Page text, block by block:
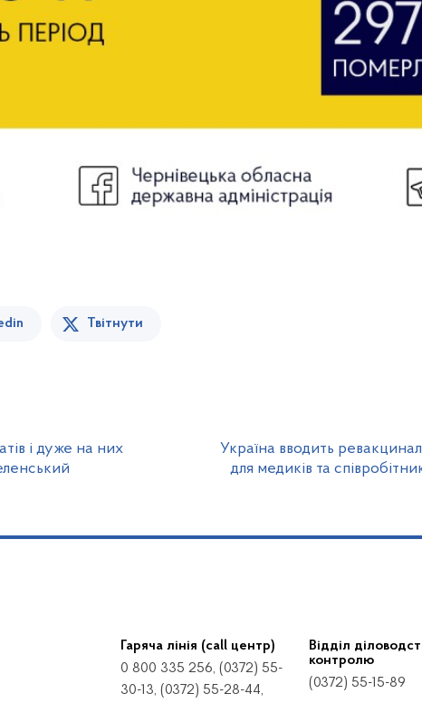
Твітнути
і дуже на них
Україна вводить
для медиків та
Гаряча лінія (call центр)
0 800 335 256, (0372) 55-
30-13, (0372) 55-28-44,
Відділ
контролю
(0372) 55-15-89